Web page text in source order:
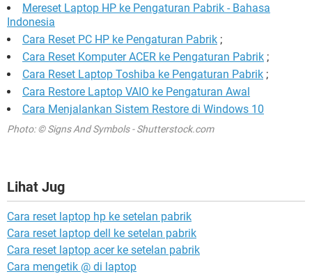
Mereset Laptop HP ke Pengaturan Pabrik - Bahasa
Indonesia
Cara Reset PC HP ke Pengaturan Pabrik ;
Cara Reset Komputer ACER ke Pengaturan Pabrik ;
Cara Reset Laptop Toshiba ke Pengaturan Pabrik ;
Cara Restore Laptop VAIO ke Pengaturan Awal
Cara Menjalankan Sistem Restore di Windows 10
Photo: © Signs And Symbols - Shutterstock.com
Lihat Jug
Cara reset laptop hp ke setelan pabrik
Cara reset laptop dell ke setelan pabrik
Cara reset laptop acer ke setelan pabrik
Cara mengetik @ di laptop